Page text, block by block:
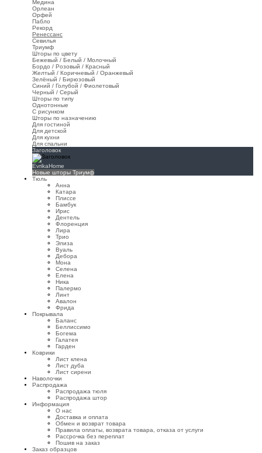
Медина
Орлеан
Орфей
Пабло
Рекорд
Ренессанс
Севилья
Триумф
Шторы по цвету
Бежевый / Белый / Молочный
Бордо / Розовый / Красный
Желтый / Коричневый / Оранжевый
Зелёный / Бирюзовый
Синий / Голубой / Фиолетовый
Черный / Серый
Шторы по типу
Однотонные
С рисунком
Шторы по назначению
Для гостиной
Для детской
Для кухни
Для спальни
Заголовок
EvrikaHome
Новые шторы Триумф
Тюль
Анна
Катара
Плиссе
Бамбук
Ирис
Дентель
Флоренция
Лира
Трио
Элиза
Вуаль
Дебора
Мона
Селена
Елена
Ника
Палермо
Линт
Авалон
Фрида
Покрывала
Баланс
Беллиссимо
Богема
Галатея
Гарден
Коврики
Лист клена
Лист дуба
Лист сирени
Наволочки
Распродажа
Распродажа тюля
Распродажа штор
Информация
О нас
Доставка и оплата
Обмен и возврат товара
Правила оплаты, возврата товара, отказа от услуги
Рассрочка без переплат
Пошив на заказ
Заказ образцов